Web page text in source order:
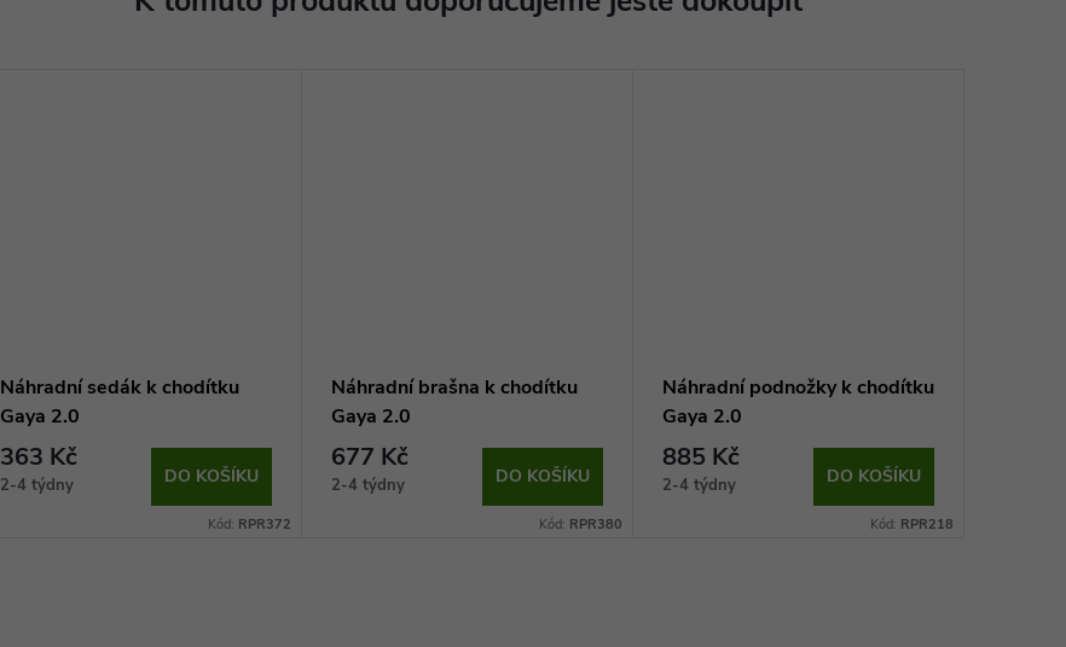
Náhradní sedák k chodítku
Gaya 2.0
363 Kč
2-4 týdny DO KOŠÍKU
Kód: RPR372
Náhradní brašna k chodítku
Gaya 2.0
677 Kč
2-4 týdny DO KOŠÍKU
Kód: RPR380
Náhradní podnožky k chodítku
Gaya 2.0
885 Kč
2-4 týdny DO KOŠÍKU
Kód: RPR218